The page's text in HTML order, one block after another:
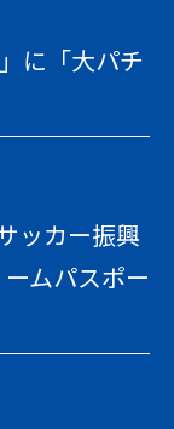
に「大パチ
ッカー振興
ムパスポー